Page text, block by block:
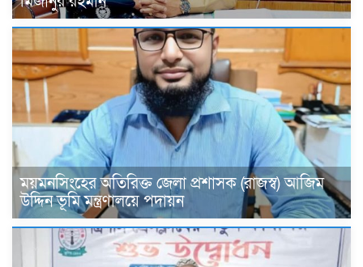
ময়মনসিংহের অতিরিক্ত জেলা প্রশাসক (রাজস্ব) আজিম
উদ্দিন ভূমি মন্ত্রণালয়ে পদায়ন